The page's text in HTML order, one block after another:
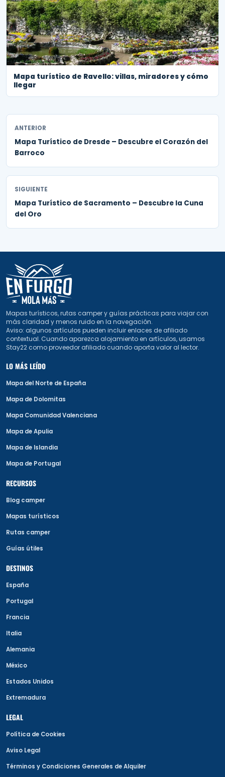
Mapa turístico de Ravello: villas, miradores y cómo
llegar
ANTERIOR
Mapa Turístico de Dresde – Descubre el Corazón del
Barroco
SIGUIENTE
Mapa Turístico de Sacramento – Descubre la Cuna
del Oro
Mapas turísticos, rutas camper y guías prácticas para viajar con
más claridad y menos ruido en la navegación.
Aviso: algunos artículos pueden incluir enlaces de afiliado
contextual. Cuando aparezca alojamiento en artículos, usamos
Stay22 como proveedor afiliado cuando aporta valor al lector.
LO MÁS LEÍDO
Mapa del Norte de España
Mapa de Dolomitas
Mapa Comunidad Valenciana
Mapa de Apulia
Mapa de Islandia
Mapa de Portugal
RECURSOS
Blog camper
Mapas turísticos
Rutas camper
Guías útiles
DESTINOS
España
Portugal
Francia
Italia
Alemania
México
Estados Unidos
Extremadura
LEGAL
Política de Cookies
Aviso Legal
Términos y Condiciones Generales de Alquiler